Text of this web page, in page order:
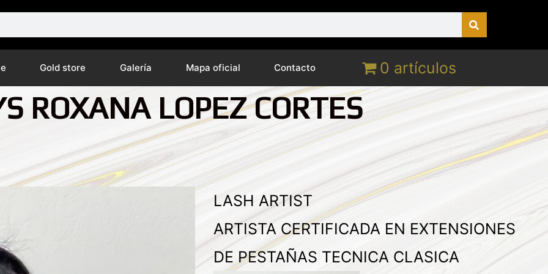
Gold store Galería Mapa oficial Contacto 0 artículos
ROXANA LOPEZ CORTES
LASH ARTIST
ARTISTA CERTIFICADA EN EXTENSIONES
DE PESTAÑAS TECNICA CLASICA